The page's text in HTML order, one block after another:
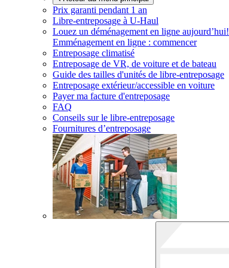
Prix garanti pendant 1 an
Libre-entreposage à U-Haul
Louez un déménagement en ligne aujourd’hui!
Emménagement en ligne : commencer
Entreposage climatisé
Entreposage de VR, de voiture et de bateau
Guide des tailles d'unités de libre-entreposage
Entreposage extérieur/accessible en voiture
Payer ma facture d'entreposage
FAQ
Conseils sur le libre-entreposage
Fournitures d’entreposage